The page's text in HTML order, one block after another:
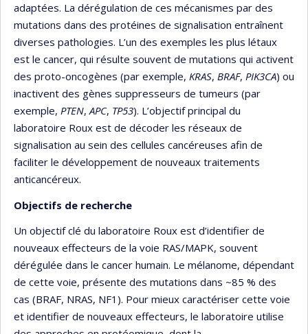
adaptées. La dérégulation de ces mécanismes par des
mutations dans des protéines de signalisation entraînent
diverses pathologies. L’un des exemples les plus létaux
est le cancer, qui résulte souvent de mutations qui activent
des proto-oncogènes (par exemple, KRAS, BRAF, PIK3CA) ou
inactivent des gènes suppresseurs de tumeurs (par
exemple, PTEN,APC, TP53). L’objectif principal du
laboratoire Roux est de décoder les réseaux de
signalisation au sein des cellules cancéreuses afin de
faciliter le développement de nouveaux traitements
anticancéreux.
Objectifs de recherche
Un objectif clé du laboratoire Roux est d’identifier de
nouveaux effecteurs de la voie RAS/MAPK, souvent
dérégulée dans le cancer humain. Le mélanome, dépendant
de cette voie, présente des mutations dans ~85 % des
cas (BRAF, NRAS, NF1). Pour mieux caractériser cette voie
et identifier de nouveaux effecteurs, le laboratoire utilise